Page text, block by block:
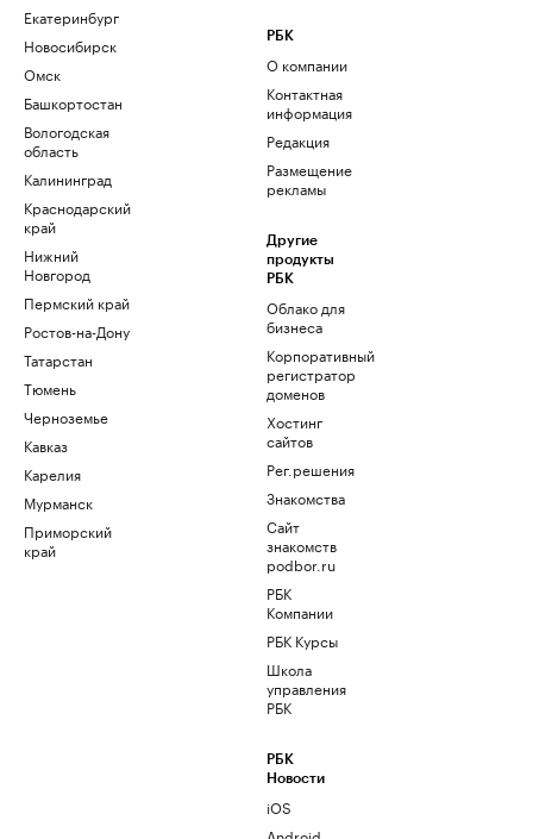
Екатеринбург
Новосибирск
Омск
Башкортостан
Вологодская
область
Калининград
Краснодарский
край
Нижний
Новгород
Пермский край
Ростов-на-Дону
Татарстан
Тюмень
Черноземье
Кавказ
Карелия
Мурманск
Приморский
край
РБК
О компании
Контактная
информация
Редакция
Размещение
рекламы
Другие
продукты
РБК
Облако для
бизнеса
Корпоративный
регистратор
доменов
Хостинг
сайтов
Рег.решения
Знакомства
Сайт
знакомств
podbor.ru
РБК
Компании
РБК Курсы
Школа
управления
РБК
РБК
Новости
iOS